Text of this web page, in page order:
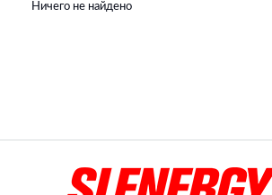
Ничего не найдено